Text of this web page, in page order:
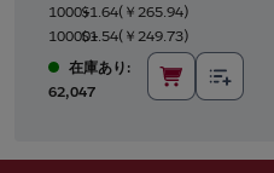
1000+$1.64(￥265.94)
10000+$1.54(￥249.73)
在庫あり:
62,047